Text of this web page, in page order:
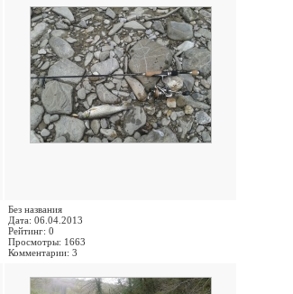
Без названия
Дата: 06.04.2013
Рейтинг: 0
Просмотры: 1663
Комментарии: 3